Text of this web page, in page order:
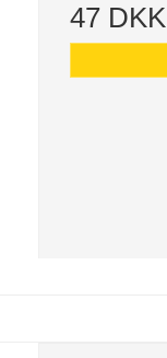
47 DKK